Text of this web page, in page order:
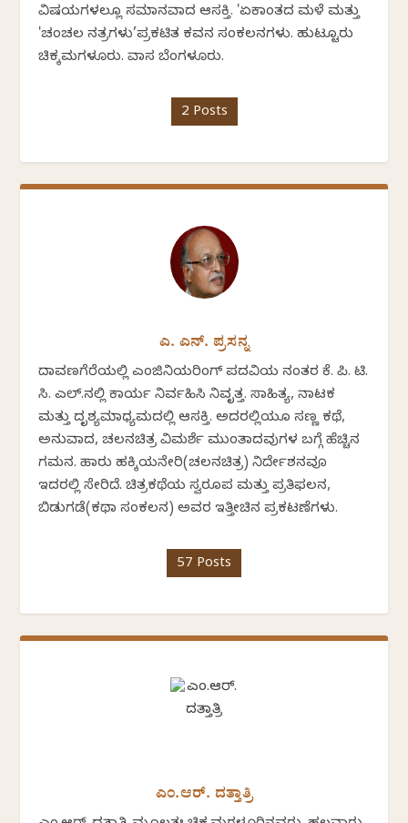
ವಿಷಯಗಳಲ್ಲೂ ಸಮಾನವಾದ ಆಸಕ್ತಿ. 'ಏಕಾಂತದ ಮಳೆ ಮತ್ತು
'ಚಂಚಲ ನಕ್ಷತ್ರಗಳು’ಪ್ರಕಟಿತ ಕವನ ಸಂಕಲನಗಳು. ಹುಟ್ಟೂರು
ಚಿಕ್ಕಮಗಳೂರು. ವಾಸ ಬೆಂಗಳೂರು.
2 Posts
ಎ. ಎನ್. ಪ್ರಸನ್ನ
ದಾವಣಗೆರೆಯಲ್ಲಿ ಎಂಜಿನಿಯರಿಂಗ್ ಪದವಿಯ ನಂತರ ಕೆ. ಪಿ. ಟಿ.
ಸಿ. ಎಲ್.ನಲ್ಲಿ ಕಾರ್ಯ ನಿರ್ವಹಿಸಿ ನಿವೃತ್ತ. ಸಾಹಿತ್ಯ, ನಾಟಕ
ಮತ್ತು ದೃಶ್ಯಮಾಧ್ಯಮದಲ್ಲಿ ಆಸಕ್ತಿ. ಅದರಲ್ಲಿಯೂ ಸಣ್ಣ ಕಥೆ,
ಅನುವಾದ, ಚಲನಚಿತ್ರ ವಿಮರ್ಶೆ ಮುಂತಾದವುಗಳ ಬಗ್ಗೆ ಹೆಚ್ಚಿನ
ಗಮನ. ಹಾರು ಹಕ್ಕಿಯನೇರಿ(ಚಲನಚಿತ್ರ) ನಿರ್ದೇಶನವೂ
ಇದರಲ್ಲಿ ಸೇರಿದೆ. ಚಿತ್ರಕಥೆಯ ಸ್ವರೂಪ ಮತ್ತು ಪ್ರತಿಫಲನ,
ಬಿಡುಗಡೆ(ಕಥಾ ಸಂಕಲನ) ಅವರ ಇತ್ತೀಚಿನ ಪ್ರಕಟಣೆಗಳು.
57 Posts
ಎಂ.ಆರ್. ದತ್ತಾತ್ರಿ